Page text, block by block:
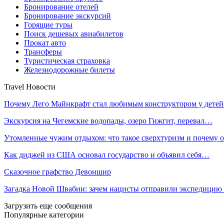
Бронирование отелей
Бронирование экскурсий
Горящие туры
Поиск дешевых авиабилетов
Прокат авто
Трансферы
Туристическая страховка
Железнодорожные билеты
Travel Новости
Почему Лего Майнкрафт стал любимым конструктором у
Экскурсия на Чегемские водопады, озеро Гижгит, перевал…
Утомленные чужим отдыхом: что такое сверхтуризм и почему
Как диджей из США основал государство и объявил себя…
Сказочное графство Девоншир
Загадка Новой Швабии: зачем нацисты отправили
Загрузить еще сообщения
Популярные категории